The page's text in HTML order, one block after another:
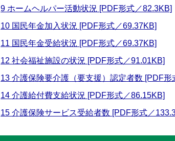
9 ホームヘルパー活動状況 [PDF形式／82.3KB]
10 国民年金加入状況 [PDF形式／69.37KB]
11 国民年金受給状況 [PDF形式／69.37KB]
12 社会福祉施設の状況 [PDF形式／91.01KB]
13 介護保険要介護（要支援）認定者数 [PDF形
14 介護給付費支給状況 [PDF形式／86.15KB]
15 介護保険サービス受給者数 [PDF形式／